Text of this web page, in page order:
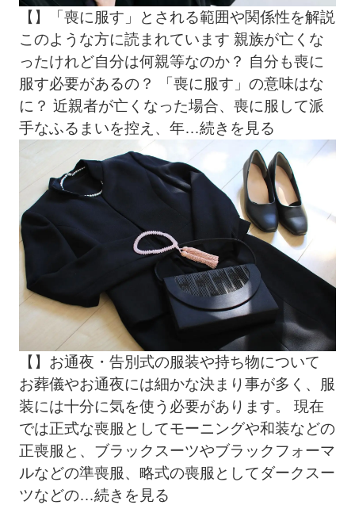
【】「喪に服す」とされる範囲や関係性を解説
このような方に読まれています 親族が亡くな
ったけれど自分は何親等なのか？ 自分も喪に
服す必要があるの？ 「喪に服す」の意味はな
に？ 近親者が亡くなった場合、喪に服して派
手なふるまいを控え、年…続きを見る
【】お通夜・告別式の服装や持ち物について
お葬儀やお通夜には細かな決まり事が多く、服
装には十分に気を使う必要があります。 現在
では正式な喪服としてモーニングや和装などの
正喪服と、ブラックスーツやブラックフォーマ
ルなどの準喪服、略式の喪服としてダークスー
ツなどの…続きを見る